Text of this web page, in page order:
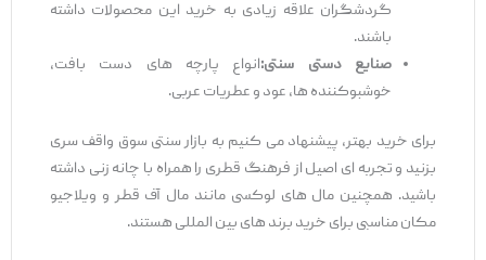
گردشگران علاقه زیادی به خرید این محصولات داشته
باشند.
صنایع دستی سنتی:انواع پارچه ‌های دست ‌بافت،
خوشبوکننده‌ ها، عود و عطریات عربی.
برای خرید بهتر، پیشنهاد می‌ کنیم به بازار سنتی سوق واقف سری
بزنید و تجربه ‌ای اصیل از فرهنگ قطری را همراه با چانه ‌زنی داشته
باشید. همچنین مال ‌های لوکسی مانند مال آف قطر و ویلاجیو
مکان مناسبی برای خرید برند های بین‌ المللی هستند.